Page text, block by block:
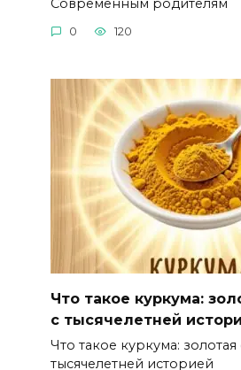
Современным родителям
0 120
Что такое куркума:
с тысячелетней
Что такое куркума: золотая
тысячелетней историей